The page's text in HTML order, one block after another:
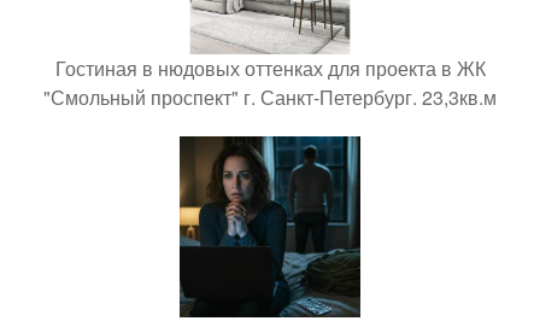
Гостиная в нюдовых оттенках для проекта в ЖК
"Смольный проспект" г. Санкт-Петербург. 23,3кв.м